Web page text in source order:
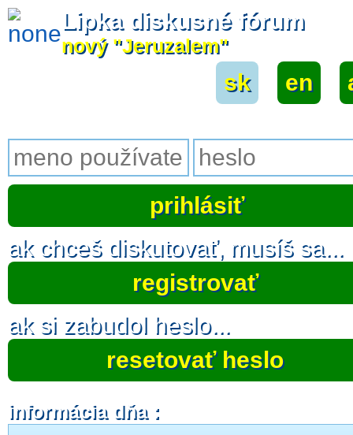
Lipka diskusné fórum
nový "Jeruzalem"
sk en
ak chceš diskutovať, musíš sa...
registrovať
ak si zabudol heslo...
resetovať heslo
informácia dňa :